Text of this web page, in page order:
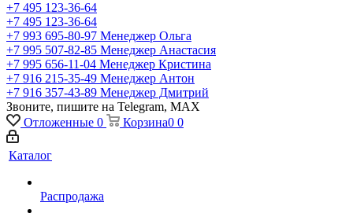
+7 495 123-36-64
+7 495 123-36-64
+7 993 695-80-97 Менеджер Ольга
+7 995 507-82-85 Менеджер Анастасия
+7 995 656-11-04 Менеджер Кристина
+7 916 215-35-49 Менеджер Антон
+7 916 357-43-89 Менеджер Дмитрий
Звоните, пишите на Telegram, MAX
Отложенные 0 Корзина0 0
Каталог
Распродажа